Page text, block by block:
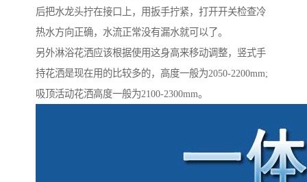
后把水龙头拧在接口上，用扳手拧紧，打开开关检查冷
热水方向正确，水流正常没有漏水就可以了。
另外淋浴花洒应该根据使用这身高来移动调整，竖式手
持花洒是现在用的比较多的，高度一般为2050-2200mm;
吸顶活动花洒高度一般为2100-2300mm。